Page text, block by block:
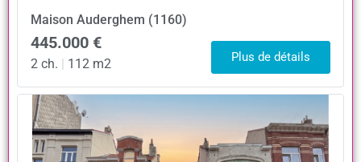
Maison Auderghem (1160)
445.000 €
2 ch. | 112 m2 Plus de détails